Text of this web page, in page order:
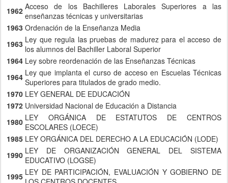
1962 Acceso de los Bachilleres Laborales Superiores a las
enseñanzas técnicas y universitarias
1963 Ordenación de la Enseñanza Media
1963 Ley que regula las pruebas de madurez para el acceso de
los alumnos del Bachiller Laboral Superior
1964 Ley sobre reordenación de las Enseñanzas Técnicas
1964 Ley que implanta el curso de acceso en Escuelas Técnicas
Superiores para titulados de grado medio.
1970 LEY GENERAL DE EDUCACIÓN
1972 Universidad Nacional de Educación a Distancia
1980 LEY ORGÁNICA DE ESTATUTOS DE CENTROS
ESCOLARES (LOECE)
1985 LEY ORGÁNICA DEL DERECHO A LA EDUCACIÓN (LODE)
1990 LEY DE ORGANIZACIÓN GENERAL DEL SISTEMA
EDUCATIVO (LOGSE)
1995 LEY DE PARTICIPACIÓN, EVALUACIÓN Y GOBIERNO DE